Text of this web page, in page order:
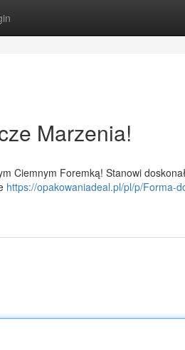
Marzenia!
Ciemnym Foremką! Stanowi
https://opakowaniadeal.pl/pl/p/Forma-